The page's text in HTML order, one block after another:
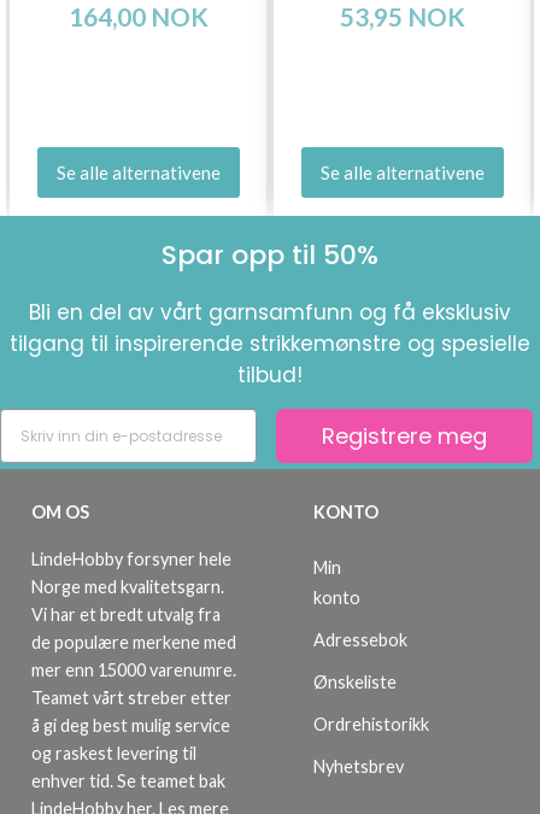
164,00 NOK
Se alle alternativene
53,95 NOK
Se alle alternativene
Spar opp til 50%
Bli en del av vårt garnsamfunn og få eksklusiv
tilgang til inspirerende strikkemønstre og spesielle
tilbud!
Registrere meg
OM OS
LindeHobby forsyner hele
Norge med kvalitetsgarn.
Vi har et bredt utvalg fra
de populære merkene med
mer enn 15000 varenumre.
Teamet vårt streber etter
å gi deg best mulig service
og raskest levering til
enhver tid. Se teamet bak
LindeHobby her.Les mere
KONTO
Min
konto
Adressebok
Ønskeliste
Ordrehistorikk
Nyhetsbrev